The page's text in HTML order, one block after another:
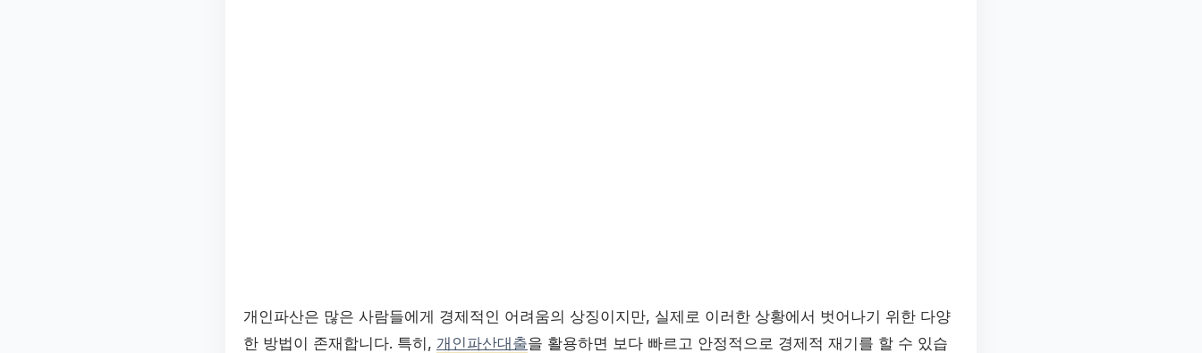
개인파산은 많은 사람들에게 경제적인 어려움의 상징이지만, 실제로 이러한 상황에서 벗어나기 위한 다양
한 방법이 존재합니다. 특히, 개인파산대출을 활용하면 보다 빠르고 안정적으로 경제적 재기를 할 수 있습